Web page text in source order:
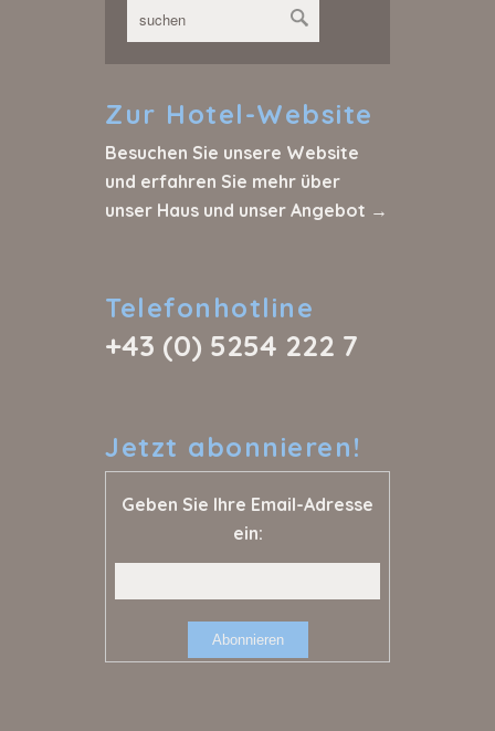
Zur Hotel-Website
Besuchen Sie unsere Website
und erfahren Sie mehr über
unser Haus und unser Angebot →
Telefonhotline
+43 (0) 5254 222 7
Jetzt abonnieren!
Geben Sie Ihre Email-Adresse
ein: